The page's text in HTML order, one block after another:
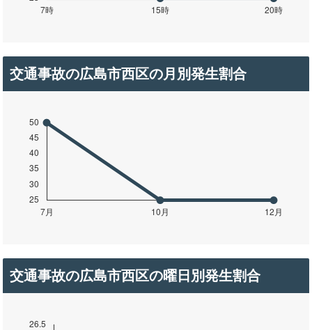
交通事故の広島市西区の月別発生割合
交通事故の広島市西区の曜日別発生割合